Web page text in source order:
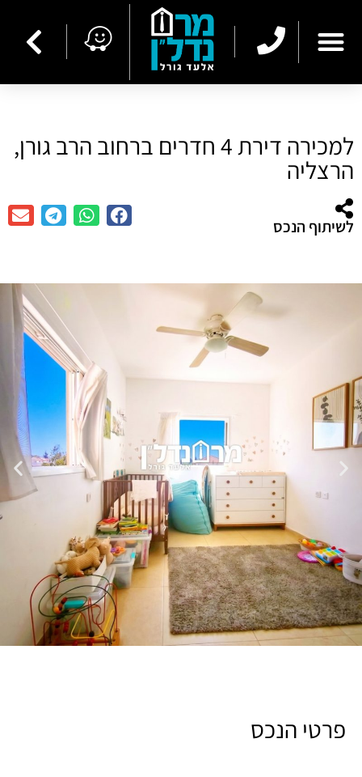
למכירה דירת 4 חדרים ברחוב הרב גורן,
הרצליה
לשיתוף הנכס
פרטי הנכס